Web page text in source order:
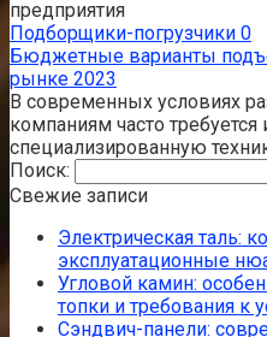
предприятия
Подборщики-погрузчики 0
Бюджетные варианты
рынке 2023
В современных условиях
компаниям часто требуется
специализированную
Поиск:
Свежие записи
Электрическая таль:
эксплуатационные
Угловой камин:
топки и требования к
Сэндвич-панели: